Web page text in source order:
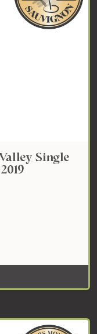
Single